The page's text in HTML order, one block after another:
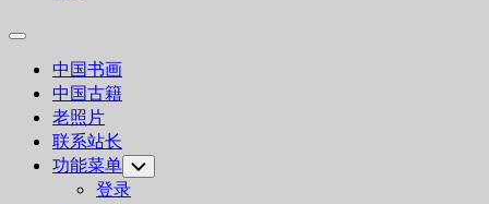
Expand
中国书画
中国古籍
老照片
联系站长
功能菜单 Toggle
Child
Menu
登录